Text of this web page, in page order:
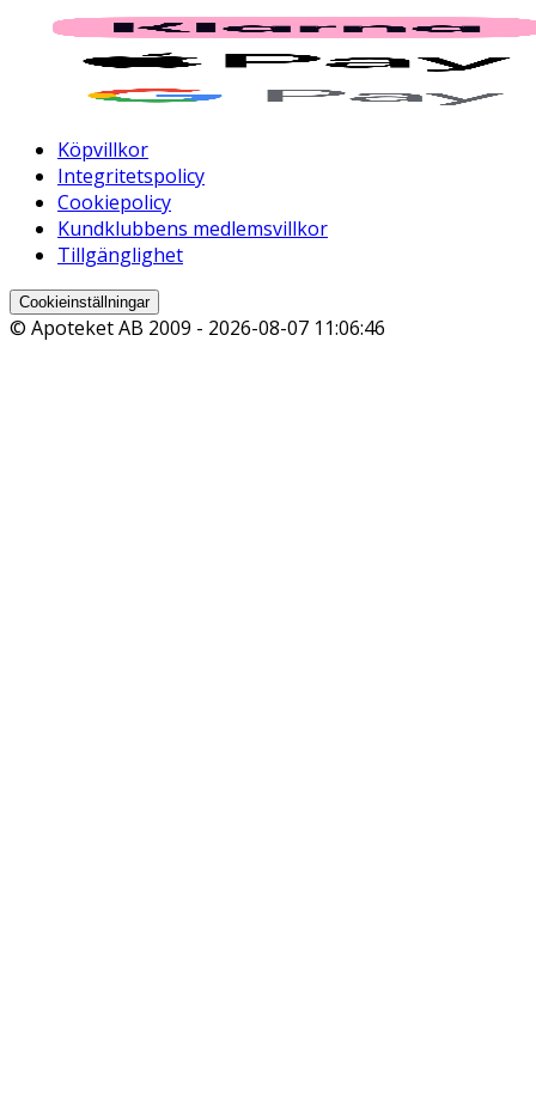
Köpvillkor
Integritetspolicy
Cookiepolicy
Kundklubbens medlemsvillkor
Tillgänglighet
Cookieinställningar
© Apoteket AB 2009 - 2026-08-07 11:06:46